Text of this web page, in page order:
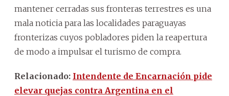
mantener cerradas sus fronteras terrestres es una
mala noticia para las localidades paraguayas
fronterizas cuyos pobladores piden la reapertura
de modo a impulsar el turismo de compra.
Relacionado: Intendente de Encarnación pide
elevar quejas contra Argentina en el